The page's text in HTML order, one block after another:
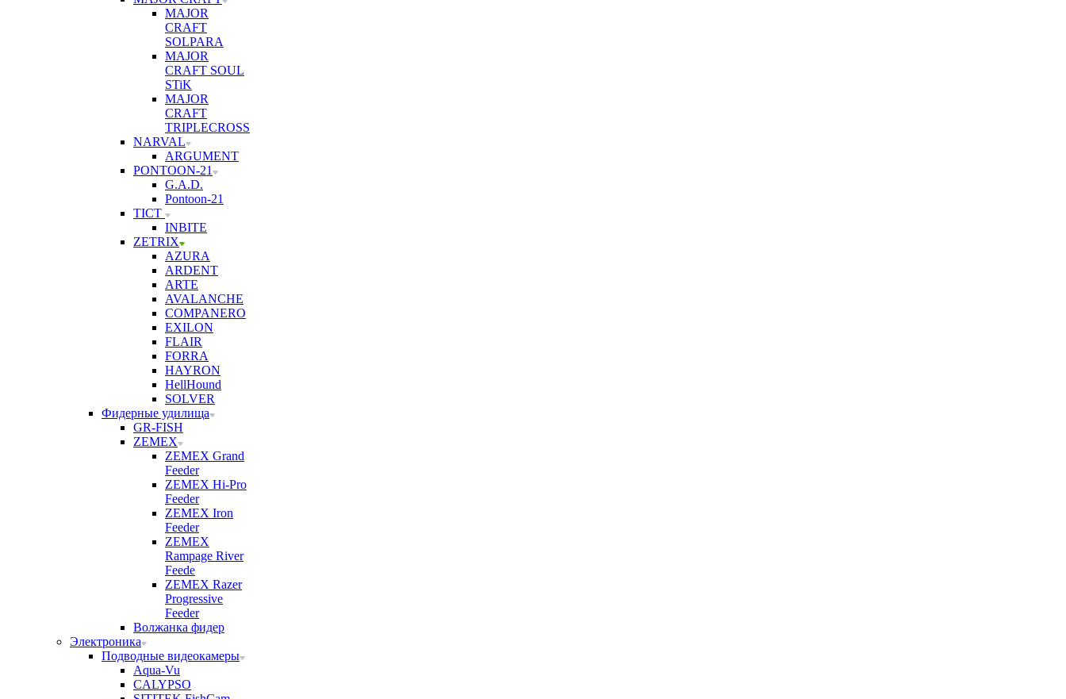
MAJOR
CRAFT
SOLPARA
MAJOR
CRAFT SOUL
STiK
MAJOR
CRAFT
TRIPLECROSS
NARVAL
ARGUMENT
PONTOON-21
G.A.D.
Pontoon-21
TICT
INBITE
ZETRIX
AZURA
ARDENT
ARTE
AVALANCHE
COMPANERO
EXILON
FLAIR
FORRA
HAYRON
HellHound
SOLVER
Фидерные удилища
GR-FISH
ZEMEX
ZEMEX Grand
Feeder
ZEMEX Hi-Pro
Feeder
ZEMEX Iron
Feeder
ZEMEX
Rampage River
Feede
ZEMEX Razer
Progressive
Feeder
Волжанка фидер
Электроника
Подводные видеокамеры
Aqua-Vu
CALYPSO